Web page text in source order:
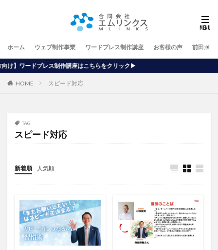
ホーム ウェブ制作事業 ワードプレス制作講座 お客様の声 前田が行
講座はこちらをクリック▶
HOME スピード対応
TAG
スピード対応
新着順 人気順